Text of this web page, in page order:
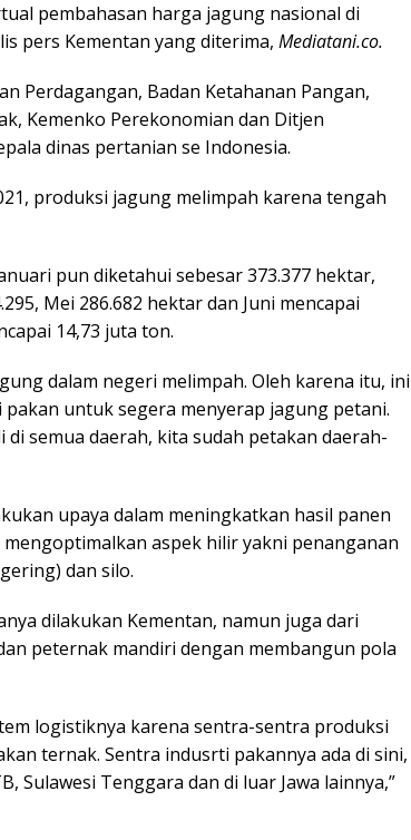
pembahasan harga jagung nasional di
pers Kementan yang diterima, Mediatani.co.
Perdagangan, Badan Ketahanan Pangan,
Kemenko Perekonomian dan Ditjen
dinas pertanian se Indonesia.
produksi jagung melimpah karena tengah
pun diketahui sebesar 373.377 hektar,
Mei 286.682 hektar dan Juni mencapai
14,73 juta ton.
dalam negeri melimpah. Oleh karena itu, ini
untuk segera menyerap jagung petani.
semua daerah, kita sudah petakan daerah-
upaya dalam meningkatkan hasil panen
aspek hilir yakni penanganan
dan silo.
dilakukan Kementan, namun juga dari
peternak mandiri dengan membangun pola
logistiknya karena sentra-sentra produksi
ternak. Sentra indusrti pakannya ada di sini,
Sulawesi Tenggara dan di luar Jawa lainnya,”